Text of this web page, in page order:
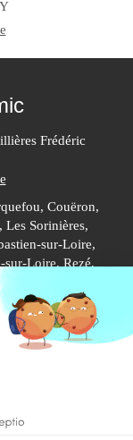
Frédéric
Couëron,
Sorinières,
sur-Loire,
Loire, Rezé,
- Plombier